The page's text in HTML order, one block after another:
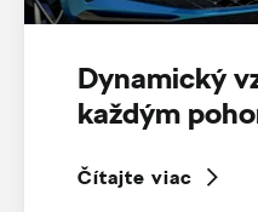
Dynamický
každým
Čítajte viac